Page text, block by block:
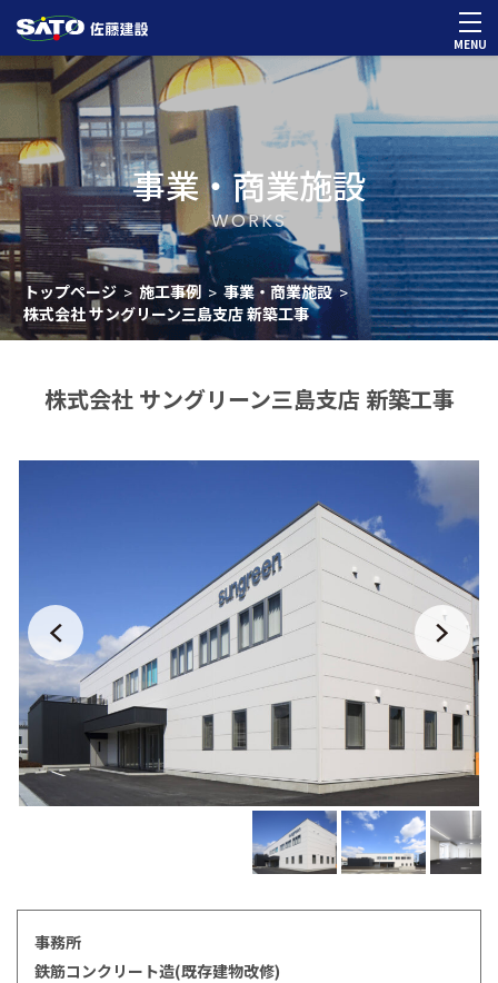
MENU
事業・商業施設
WORKS
トップページ > 施工事例 > 事業・商業施設 >
株式会社 サングリーン三島支店 新築工事
株式会社 サングリーン三島支店 新築工事
事務所
鉄筋コンクリート造(既存建物改修)